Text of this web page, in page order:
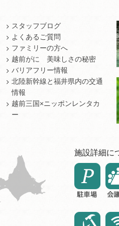
スタッフブログ
よくあるご質問
ファミリーの方へ
越前がに 美味しさの秘密
バリアフリー情報
北陸新幹線と福井県内の交通
情報
越前三国×ニッポンレンタカ
ー
施設詳細に